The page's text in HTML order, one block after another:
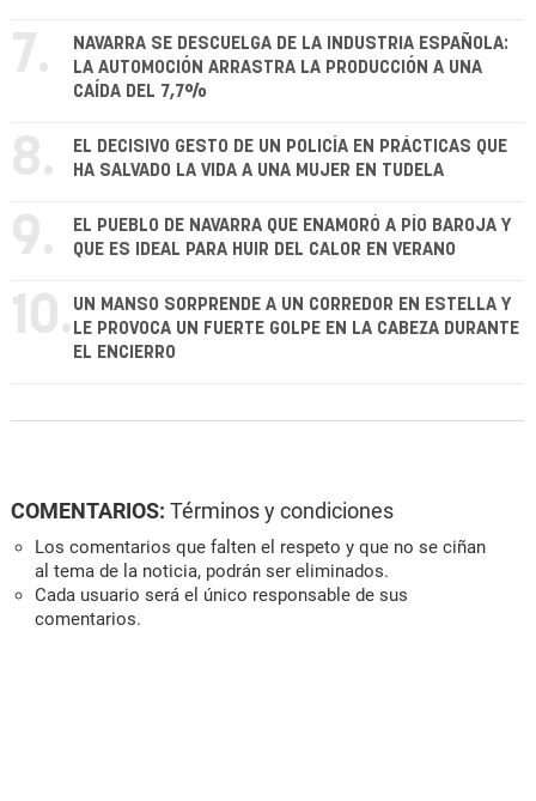
7.
NAVARRA SE DESCUELGA DE LA INDUSTRIA ESPAÑOLA:
LA AUTOMOCIÓN ARRASTRA LA PRODUCCIÓN A UNA
CAÍDA DEL 7,7%
8.
EL DECISIVO GESTO DE UN POLICÍA EN PRÁCTICAS QUE
HA SALVADO LA VIDA A UNA MUJER EN TUDELA
9.
EL PUEBLO DE NAVARRA QUE ENAMORÓ A PÍO BAROJA Y
QUE ES IDEAL PARA HUIR DEL CALOR EN VERANO
10. UN MANSO SORPRENDE A UN CORREDOR EN ESTELLA Y
LE PROVOCA UN FUERTE GOLPE EN LA CABEZA DURANTE
EL ENCIERRO
COMENTARIOS: Términos y condiciones
Los comentarios que falten el respeto y que no se ciñan
al tema de la noticia, podrán ser eliminados.
Cada usuario será el único responsable de sus
comentarios.